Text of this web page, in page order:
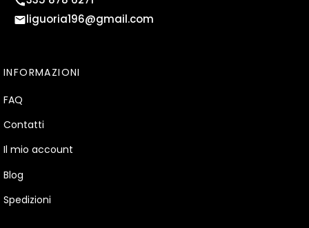
liguoria196@gmail.com
INFORMAZIONI
FAQ
Contatti
Il mio account
Blog
Spedizioni